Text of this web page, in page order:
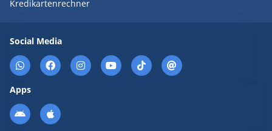
Kredikartenrechner
Social Media
Apps